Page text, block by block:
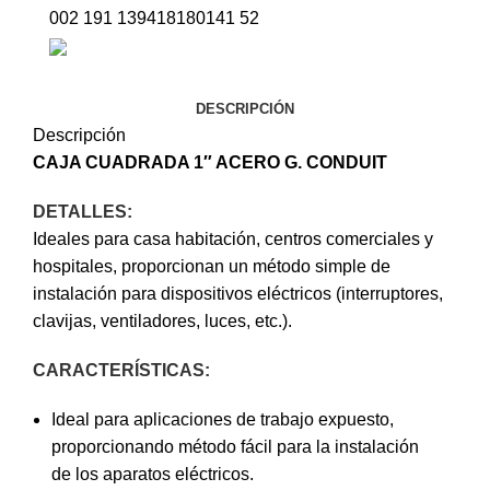
002 191 139418180141 52
DESCRIPCIÓN
Descripción
CAJA CUADRADA 1″ ACERO G. CONDUIT
DETALLES:
Ideales para casa habitación, centros comerciales y
hospitales, proporcionan un método simple de
instalación para dispositivos eléctricos (interruptores,
clavijas, ventiladores, luces, etc.).
CARACTERÍSTICAS:
Ideal para aplicaciones de trabajo expuesto,
proporcionando método fácil para la instalación
de los aparatos eléctricos.